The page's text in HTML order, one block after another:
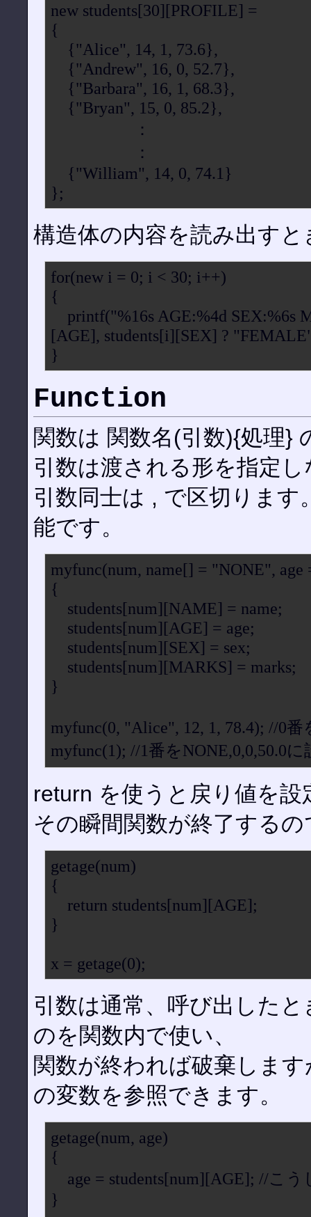
new students[30][PROFILE] =
{
{"Alice", 14, 1, 73.6},
{"Andrew", 16, 0, 52.7},
{"Barbara", 16, 1, 68.3},
{"Bryan", 15, 0, 85.2},
：
：
{"William", 14, 0, 74.1}
};
構造体の内容を読み出す
for(new i = 0; i < 30; i++)
{
printf("%16s AGE:%4d SEX:%6s
[AGE], students[i][SEX] ?
}
Function
関数は 関数名(引数){処理}
引数は渡される形を指定
引数同士は , で区切りま
能です。
myfunc(num, name[] = "NONE", age
{
students[num][NAME] = name;
students[num][AGE] = age;
students[num][SEX] = sex;
students[num][MARKS] = marks;
}
myfunc(0, "Alice", 12, 1, 78.4); //0
myfunc(1); //1番をNONE,0,0,50.0に
return を使うと戻り値を設
その瞬間関数が終了する
getage(num)
{
return students[num][AGE];
}
x = getage(0);
引数は通常、呼び出した
のを関数内で使い、
関数が終われば破棄しま
の変数を参照できます。
getage(num, age)
{
age = students[num][AGE]; //こ
}